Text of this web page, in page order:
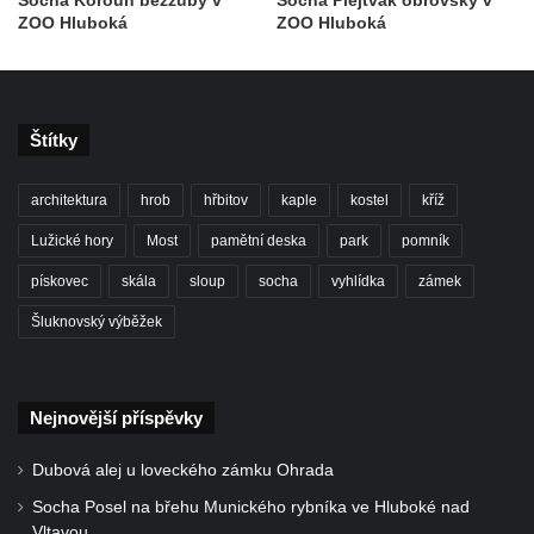
Socha svatého Antonína poustevníka v
Povodňový sloup I. v Dobříni
Pamětní kámen vodního díla Josefův Důl
Socha svatého Floriána na domě čp. 3 v
Lavička Václava Havla v Pardubicích
Lavička Václava Havla v Novém Boru
Lavička Václava Havla v Krásné Lípě
ZOO Hluboká
ZOO Hluboká
Štítky
architektura hrob hřbitov kaple kostel kříž
Lužické hory Most pamětní deska park pomník
pískovec skála sloup socha vyhlídka zámek
Šluknovský výběžek
Nejnovější příspěvky
Dubová alej u loveckého zámku Ohrada
Socha Posel na břehu Munického rybníka ve Hluboké nad